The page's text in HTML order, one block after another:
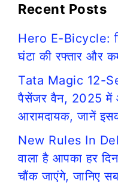
Recent Posts
Hero E-Bicycle:
घंटा की रफ्तार और
Tata Magic 12-
पैसेंजर वैन, 2025 में
आरामदायक, जानें
New Rules In
वाला है आपका हर
चौंक जाएंगे, जानिए